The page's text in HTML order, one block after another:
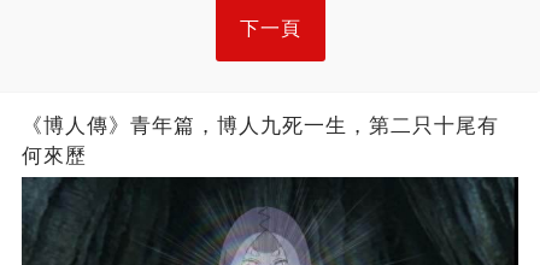
下一頁
《博人傳》青年篇，博人九死一生，第二只十尾有
何來歷